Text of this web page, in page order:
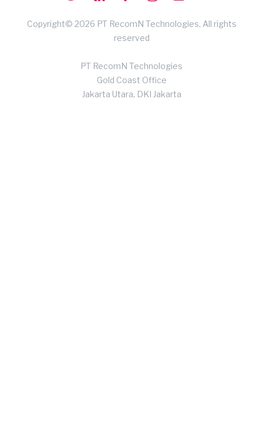
Copyright© 2026 PT RecomN Technologies, All rights
reserved
PT RecomN Technologies
Gold Coast Office
Jakarta Utara, DKI Jakarta